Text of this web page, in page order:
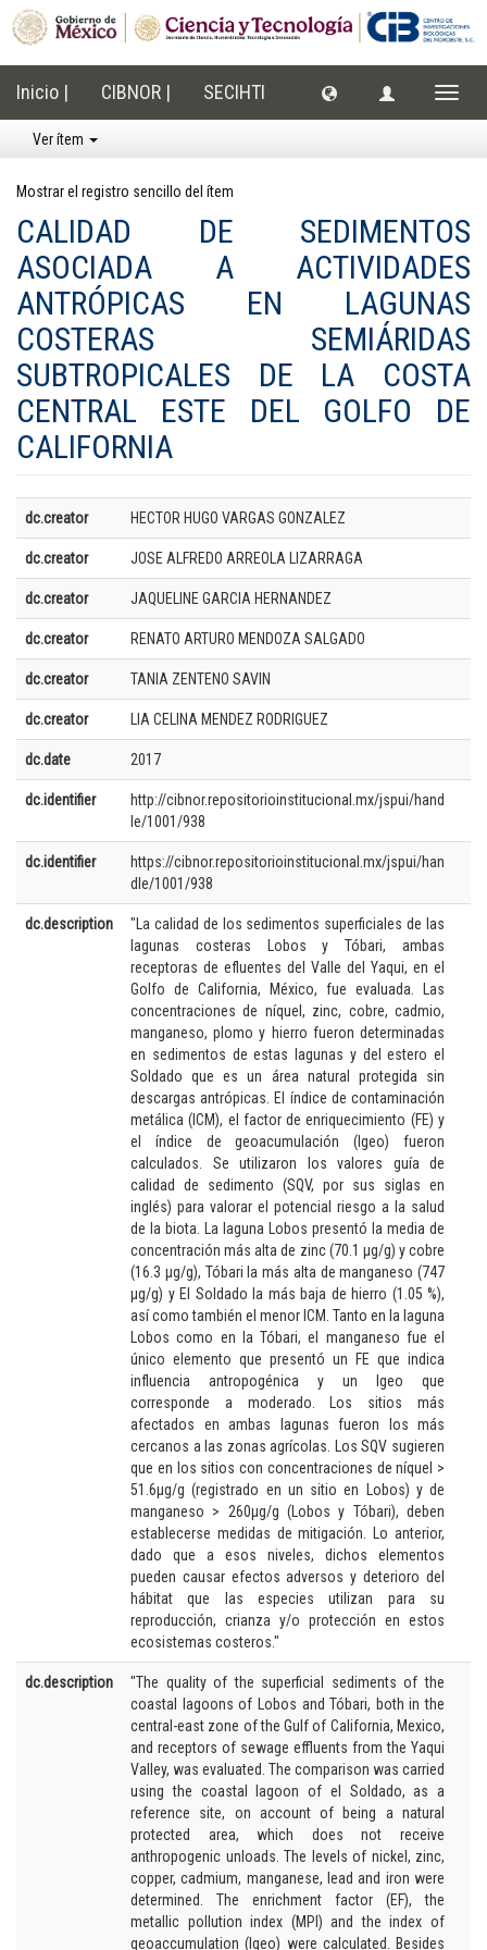
Inicio | CIBNOR | SECIHTI
Ver ítem
Mostrar el registro sencillo del ítem
CALIDAD DE SEDIMENTOS
ASOCIADA A ACTIVIDADES
ANTRÓPICAS EN LAGUNAS
COSTERAS SEMIÁRIDAS
SUBTROPICALES DE LA COSTA
CENTRAL ESTE DEL GOLFO DE
CALIFORNIA
dc.creator HECTOR HUGO VARGAS GONZALEZ
dc.creator JOSE ALFREDO ARREOLA LIZARRAGA
dc.creator JAQUELINE GARCIA HERNANDEZ
dc.creator RENATO ARTURO MENDOZA SALGADO
dc.creator TANIA ZENTENO SAVIN
dc.creator LIA CELINA MENDEZ RODRIGUEZ
dc.date 2017
dc.identifier
http://cibnor.repositorioinstitucional.mx/jspui/hand
le/1001/938
dc.identifier
https://cibnor.repositorioinstitucional.mx/jspui/han
dle/1001/938
dc.description
"La calidad de los sedimentos superficiales de las
lagunas costeras Lobos y Tóbari, ambas
receptoras de efluentes del Valle del Yaqui, en el
Golfo de California, México, fue evaluada. Las
concentraciones de níquel, zinc, cobre, cadmio,
manganeso, plomo y hierro fueron determinadas
en sedimentos de estas lagunas y del estero el
Soldado que es un área natural protegida sin
descargas antrópicas. El índice de contaminación
metálica (ICM), el factor de enriquecimiento (FE) y
el índice de geoacumulación (Igeo) fueron
calculados. Se utilizaron los valores guía de
calidad de sedimento (SQV, por sus siglas en
inglés) para valorar el potencial riesgo a la salud
de la biota. La laguna Lobos presentó la media de
concentración más alta de zinc (70.1 μg/g) y cobre
(16.3 μg/g), Tóbari la más alta de manganeso (747
μg/g) y El Soldado la más baja de hierro (1.05 %),
así como también el menor ICM. Tanto en la laguna
Lobos como en la Tóbari, el manganeso fue el
único elemento que presentó un FE que indica
influencia antropogénica y un Igeo que
corresponde a moderado. Los sitios más
afectados en ambas lagunas fueron los más
cercanos a las zonas agrícolas. Los SQV sugieren
que en los sitios con concentraciones de níquel >
51.6μg/g (registrado en un sitio en Lobos) y de
manganeso > 260μg/g (Lobos y Tóbari), deben
establecerse medidas de mitigación. Lo anterior,
dado que a esos niveles, dichos elementos
pueden causar efectos adversos y deterioro del
hábitat que las especies utilizan para su
reproducción, crianza y/o protección en estos
ecosistemas costeros."
dc.description
"The quality of the superficial sediments of the
coastal lagoons of Lobos and Tóbari, both in the
central-east zone of the Gulf of California, Mexico,
and receptors of sewage effluents from the Yaqui
Valley, was evaluated. The comparison was carried
using the coastal lagoon of el Soldado, as a
reference site, on account of being a natural
protected area, which does not receive
anthropogenic unloads. The levels of nickel, zinc,
copper, cadmium, manganese, lead and iron were
determined. The enrichment factor (EF), the
metallic pollution index (MPI) and the index of
geoaccumulation (Igeo) were calculated. Besides